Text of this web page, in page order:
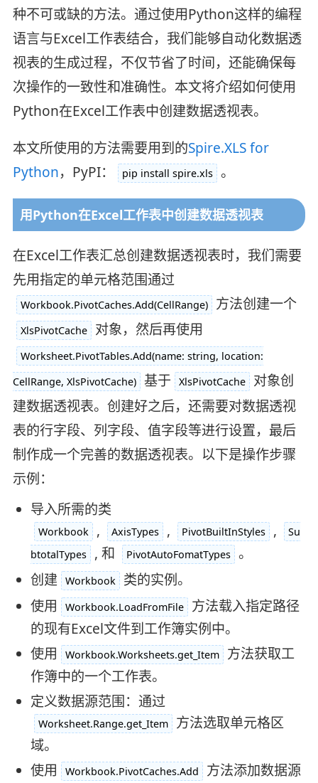
种不可或缺的方法。通过使用Python这样的编程
语言与Excel工作表结合，我们能够自动化数据透
视表的生成过程，不仅节省了时间，还能确保每
次操作的一致性和准确性。本文将介绍如何使用
Python在Excel工作表中创建数据透视表。
本文所使用的方法需要用到的Spire.XLS for
Python，PyPI： pip install spire.xls 。
用Python在Excel工作表中创建数据透视表
在Excel工作表汇总创建数据透视表时，我们需要
先用指定的单元格范围通过
Workbook.PivotCaches.Add(CellRange) 方法创建一个
XlsPivotCache 对象，然后再使用
Worksheet.PivotTables.Add(name: string, location:
CellRange, XlsPivotCache) 基于 XlsPivotCache
对象创
建数据透视表。创建好之后，还需要对数据透视
表的行字段、列字段、值字段等进行设置，最后
制作成一个完善的数据透视表。以下是操作步骤
示例：
导入所需的类
Workbook , AxisTypes , PivotBuiltInStyles ,
Su
btotalTypes
, 和 PivotAutoFomatTypes
。
创建
Workbook
类的实例。
使用
Workbook.LoadFromFile
方法载入指定路径
的现有Excel文件到工作簿实例中。
使用
Workbook.Worksheets.get_Item
方法获取工
作簿中的一个工作表。
定义数据源范围：通过
Worksheet.Range.get_Item
方法选取单元格区
域。
使用
Workbook.PivotCaches.Add
方法添加数据源